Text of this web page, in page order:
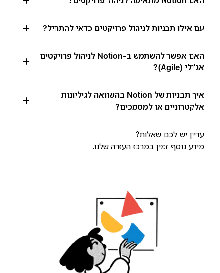
עם אילו תבניות לניהול פרויקטים כדאי להתחיל?
האם אפשר להשתמש ב-Notion לניהול פרויקטים
אג'ילי (Agile)?
איך תבניות של Notion בהשוואה לגיליונות
אלקטרוניים או למסמכים?
עדיין יש לכם שאלות?
מידע נוסף זמין במרכז העזרה שלנו.